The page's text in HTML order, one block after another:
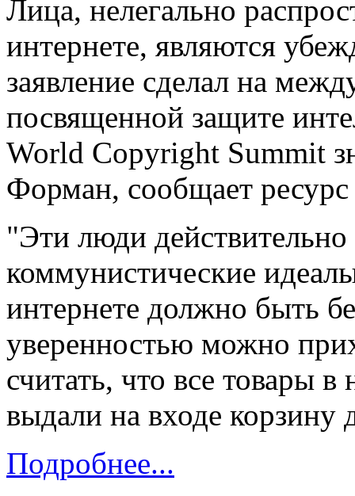
Лица, нелегально
интернете, являются
заявление сделал на
посвященной защите
World Copyright Summit
Форман, сообщает
"Эти люди
коммунистические
интернете должно быть
уверенностью можно
считать, что все товары
выдали на входе
Подробнее...